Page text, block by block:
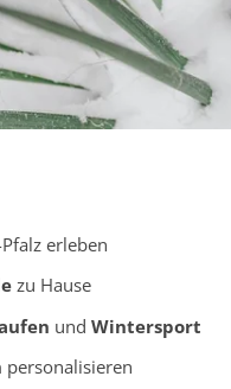
erleben
zu Hause
und Wintersport
personalisieren